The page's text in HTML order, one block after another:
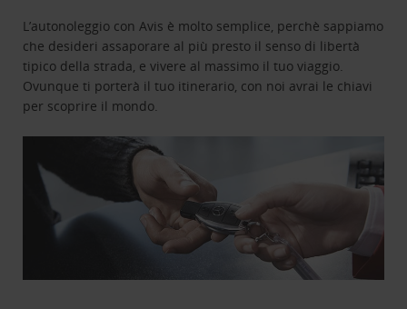
L’autonoleggio con Avis è molto semplice, perchè sappiamo
che desideri assaporare al più presto il senso di libertà
tipico della strada, e vivere al massimo il tuo viaggio.
Ovunque ti porterà il tuo itinerario, con noi avrai le chiavi
per scoprire il mondo.